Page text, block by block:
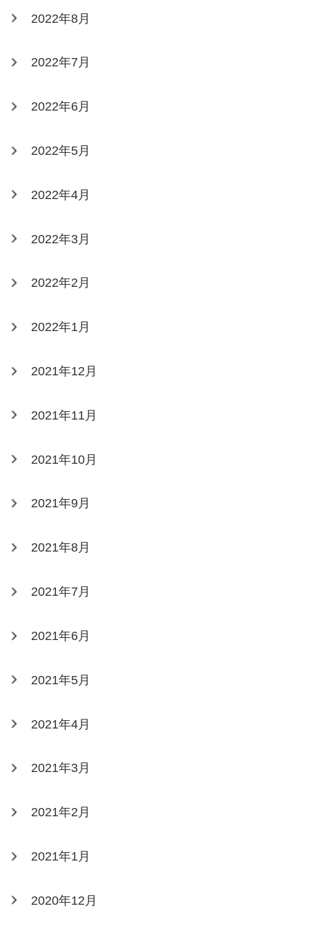
2022年8月
2022年7月
2022年6月
2022年5月
2022年4月
2022年3月
2022年2月
2022年1月
2021年12月
2021年11月
2021年10月
2021年9月
2021年8月
2021年7月
2021年6月
2021年5月
2021年4月
2021年3月
2021年2月
2021年1月
2020年12月